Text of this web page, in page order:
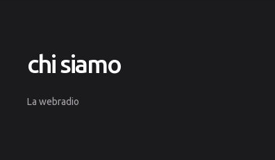
chisiamo
La webradio